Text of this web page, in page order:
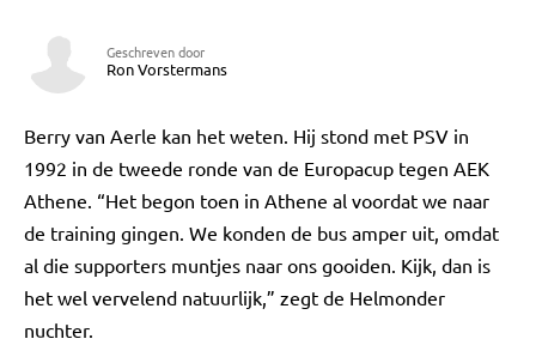
Geschreven door
Ron Vorstermans
Berry van Aerle kan het weten. Hij stond met PSV in
1992 in de tweede ronde van de Europacup tegen AEK
Athene. “Het begon toen in Athene al voordat we naar
de training gingen. We konden de bus amper uit, omdat
al die supporters muntjes naar ons gooiden. Kijk, dan is
het wel vervelend natuurlijk,” zegt de Helmonder
nuchter.